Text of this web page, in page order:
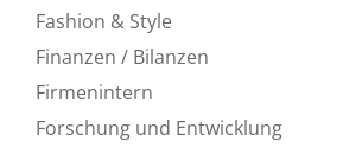
Fashion & Style
Finanzen / Bilanzen
Firmenintern
Forschung und Entwicklung